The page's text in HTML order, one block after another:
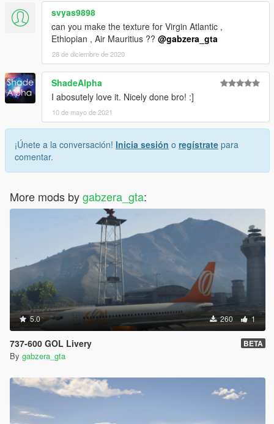
svyas9898
can you make the texture for Virgin Atlantic ,
Ethiopian , Air Mauritius ?? @gabzera_gta
28 de diciembre de 2020
ShadeAlpha
I abosutely love it. Nicely done bro! :]
10 de mayo de 2021
¡Únete a la conversación! Inicia sesión o regístrate para
comentar.
More mods bygabzera_gta:
5.0 260 1
737-600 GOL Livery BETA
By gabzera_gta